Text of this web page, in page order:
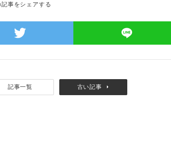
記事をシェアする
記事一覧 古い記事